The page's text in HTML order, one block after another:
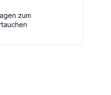
zum